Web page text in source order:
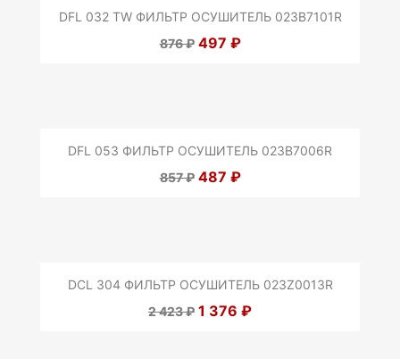
DFL 032 TW ФИЛЬТР ОСУШИТЕЛЬ 023B7101R
876 ₽ 497 ₽
DFL 053 ФИЛЬТР ОСУШИТЕЛЬ 023B7006R
857 ₽ 487 ₽
DCL 304 ФИЛЬТР ОСУШИТЕЛЬ 023Z0013R
2 423 ₽ 1 376 ₽